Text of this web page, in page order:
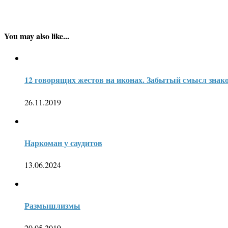
You may also like...
12 говорящих жестов на иконах. Забытый смысл
26.11.2019
Наркоман у саудитов
13.06.2024
Размышлизмы